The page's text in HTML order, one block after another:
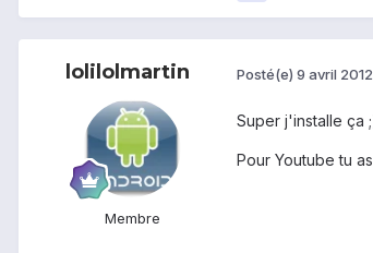
lolilolmartin
Membre
Posté(e) 9 avril 2012
Super j'installe ça
Pour Youtube tu